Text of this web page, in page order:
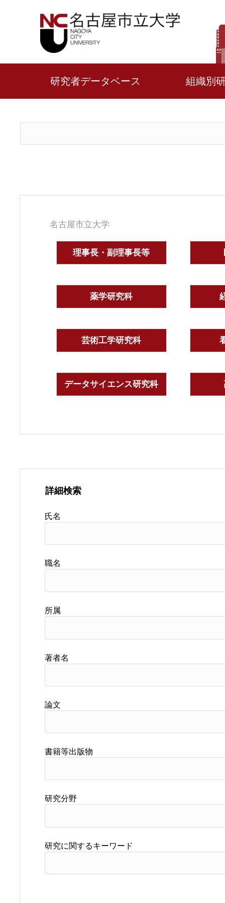
研究者データベース 組織別
名古屋市立大学
理事長・副理事長等
薬学研究科
芸術工学研究科
データサイエンス研究科
詳細検索
氏名
職名
所属
著者名
論文
書籍等出版物
研究分野
研究に関するキーワード